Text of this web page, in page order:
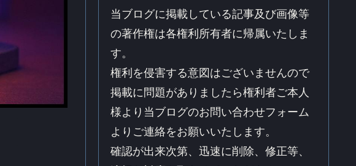
当ブログに掲載している記事及び画像等
の著作権は各権利所有者に帰属いたしま
す。
権利を侵害する意図はございませんので
掲載に問題がありましたら権利者ご本人
様より当ブログのお問い合わせフォーム
よりご連絡をお願いいたします。
確認が出来次第、迅速に削除、修正等、